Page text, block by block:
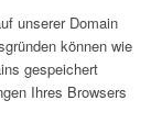
unserer Domain
können wie
gespeichert
Ihres Browsers